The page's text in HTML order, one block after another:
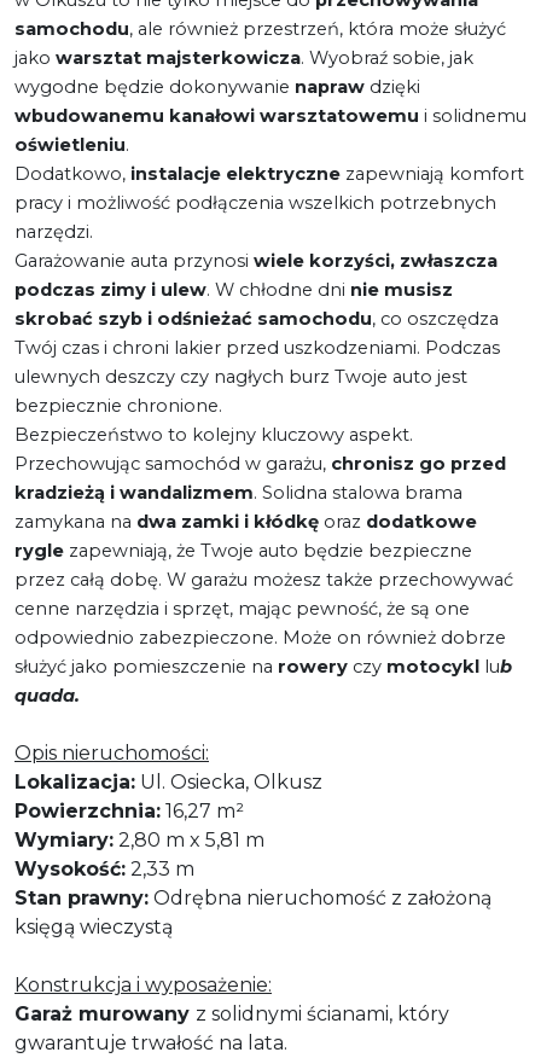
samochodu, ale również przestrzeń, która może służyć
jako warsztat majsterkowicza. Wyobraź sobie, jak
wygodne będzie dokonywanie napraw dzięki
wbudowanemu kanałowi warsztatowemu i solidnemu
oświetleniu.
Dodatkowo, instalacje elektryczne zapewniają komfort
pracy i możliwość podłączenia wszelkich potrzebnych
narzędzi.
Garażowanie auta przynosi wiele korzyści, zwłaszcza
podczas zimy i ulew. W chłodne dni nie musisz
skrobać szyb i odśnieżać samochodu, co oszczędza
Twój czas i chroni lakier przed uszkodzeniami. Podczas
ulewnych deszczy czy nagłych burz Twoje auto jest
bezpiecznie chronione.
Bezpieczeństwo to kolejny kluczowy aspekt.
Przechowując samochód w garażu, chronisz go przed
kradzieżą i wandalizmem. Solidna stalowa brama
zamykana na dwa zamki i kłódkę oraz dodatkowe
rygle zapewniają, że Twoje auto będzie bezpieczne
przez całą dobę. W garażu możesz także przechowywać
cenne narzędzia i sprzęt, mając pewność, że są one
odpowiednio zabezpieczone. Może on również dobrze
służyć jako pomieszczenie na rowery czy motocykl lub
quada.
Opis nieruchomości:
Lokalizacja: Ul. Osiecka, Olkusz
Powierzchnia: 16,27 m²
Wymiary: 2,80 m x 5,81 m
Wysokość: 2,33 m
Stan prawny: Odrębna nieruchomość z założoną
księgą wieczystą
Konstrukcja i wyposażenie:
Garaż murowany z solidnymi ścianami, który
gwarantuje trwałość na lata.